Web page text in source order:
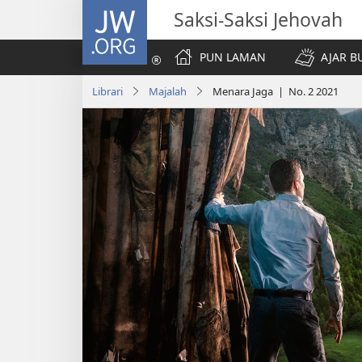
JW.ORG Saksi-Saksi Jehovah
PUN LAMAN
AJAR
Librari Majalah Menara Jaga | No. 2 2021